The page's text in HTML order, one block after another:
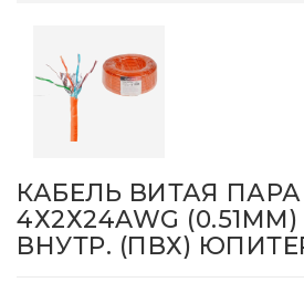
КАБЕЛЬ ВИТАЯ ПАРА
4Х2Х24AWG (0.51ММ)
ВНУТР. (ПВХ)